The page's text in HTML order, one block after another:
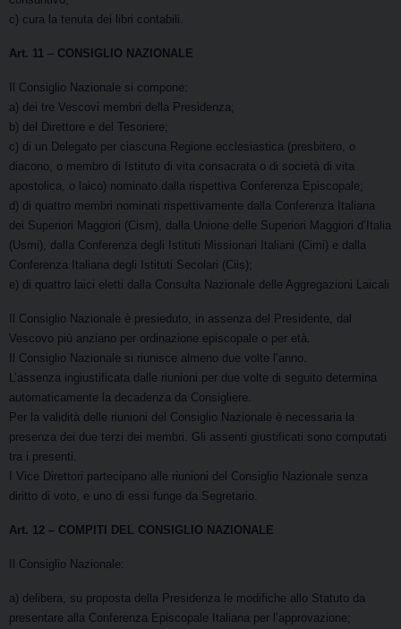
c) cura la tenuta dei libri contabili.
Art. 11 – CONSIGLIO NAZIONALE
Il Consiglio Nazionale si compone:
a) dei tre Vescovi membri della Presidenza;
b) del Direttore e del Tesoriere;
c) di un Delegato per ciascuna Regione ecclesiastica (presbitero, o
diacono, o membro di Istituto di vita consacrata o di società di vita
apostolica, o laico) nominato dalla rispettiva Conferenza Episcopale;
d) di quattro membri nominati rispettivamente dalla Conferenza Italiana
dei Superiori Maggiori (Cism), dalla Unione delle Superiori Maggiori d’Italia
(Usmi), dalla Conferenza degli Istituti Missionari Italiani (Cimi) e dalla
Conferenza Italiana degli Istituti Secolari (Ciis);
e) di quattro laici eletti dalla Consulta Nazionale delle Aggregazioni Laicali
Il Consiglio Nazionale è presieduto, in assenza del Presidente, dal
Vescovo più anziano per ordinazione episcopale o per età.
Il Consiglio Nazionale si riunisce almeno due volte l’anno.
L’assenza ingiustificata dalle riunioni per due volte di seguito determina
automaticamente la decadenza da Consigliere.
Per la validità delle riunioni del Consiglio Nazionale è necessaria la
presenza dei due terzi dei membri. Gli assenti giustificati sono computati
tra i presenti.
I Vice Direttori partecipano alle riunioni del Consiglio Nazionale senza
diritto di voto, e uno di essi funge da Segretario.
Art. 12 – COMPITI DEL CONSIGLIO NAZIONALE
Il Consiglio Nazionale:
a) delibera, su proposta della Presidenza le modifiche allo Statuto da
presentare alla Conferenza Episcopale Italiana per l’approvazione;